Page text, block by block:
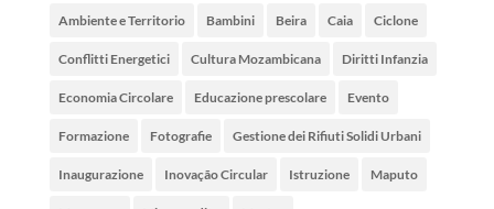
Ambiente e Territorio Bambini Beira Caia Ciclone
Conflitti Energetici Cultura Mozambicana Diritti Infanzia
Economia Circolare Educazione prescolare Evento
Formazione Fotografie Gestione dei Rifiuti Solidi Urbani
Inaugurazione Inovação Circular Istruzione Maputo